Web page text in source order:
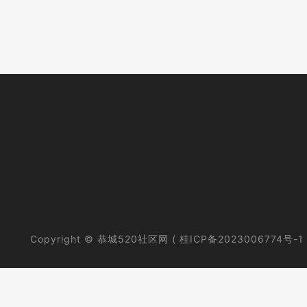
Copyright © 恭城520社区网 ( 桂ICP备2023006774号-1